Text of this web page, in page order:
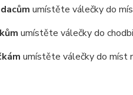
umístěte válečky do
umístěte válečky do
umístěte válečky do míst